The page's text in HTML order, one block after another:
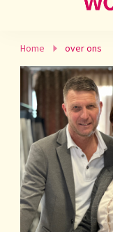
Home over ons